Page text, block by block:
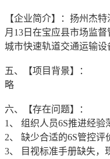
【企业简介】：扬州杰
月13日在宝应县市场监
城市快速轨道交通运输设
五、【项目背景】：
略
六、【存在问题】：
1、 组织人员6S推进经验
2、 缺少合适的6S管控评
3、 目视标准手册缺失，